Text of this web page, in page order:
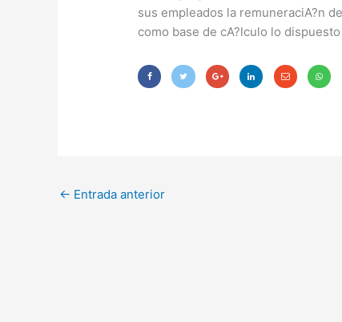
sus empleados la remuneraciA?n
como base de cA?lculo lo
← Entrada anterior